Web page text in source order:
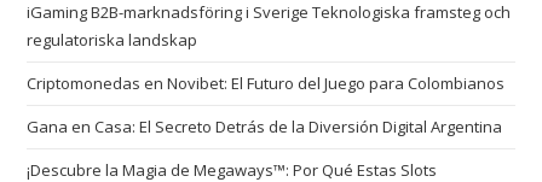
iGaming B2B-marknadsföring i Sverige Teknologiska framsteg och
regulatoriska landskap
Criptomonedas en Novibet: El Futuro del Juego para Colombianos
Gana en Casa: El Secreto Detrás de la Diversión Digital Argentina
¡Descubre la Magia de Megaways™: Por Qué Estas Slots